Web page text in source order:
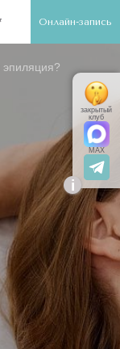
Онлайн-запись
i
закрытый
клуб
MAX